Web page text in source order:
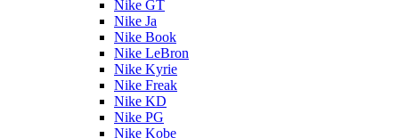
Nike GT
Nike Ja
Nike Book
Nike LeBron
Nike Kyrie
Nike Freak
Nike KD
Nike PG
Nike Kobe